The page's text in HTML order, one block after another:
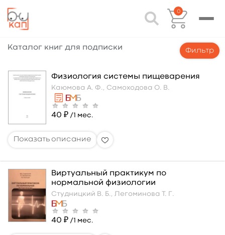
0
Каталог книг для подписки Фильтр
Физиология системы пищеварения
Каюмова А. Ф., Самоходова О. В.
40 ₽ /1 мес.
Виртуальный практикум по
нормальной физиологии
Студницкий В. Б., Легоминова Т. Г.
40 ₽ /1 мес.